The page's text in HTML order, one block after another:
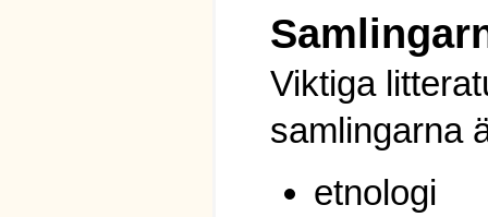
Viktiga
samlingarna
etnologi